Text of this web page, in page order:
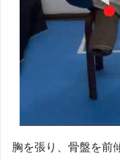
胸を張り、骨盤を前